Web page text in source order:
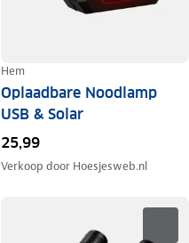
Hem
Oplaadbare Noodlamp
USB & Solar
25,99
Verkoop door Hoesjesweb.nl